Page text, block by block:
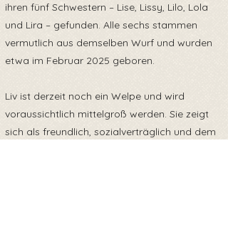
ihren fünf Schwestern – Lise, Lissy, Lilo, Lola
und Lira – gefunden. Alle sechs stammen
vermutlich aus demselben Wurf und wurden
etwa im Februar 2025 geboren.
Liv ist derzeit noch ein Welpe und wird
voraussichtlich mittelgroß werden. Sie zeigt
sich als freundlich, sozialverträglich und dem